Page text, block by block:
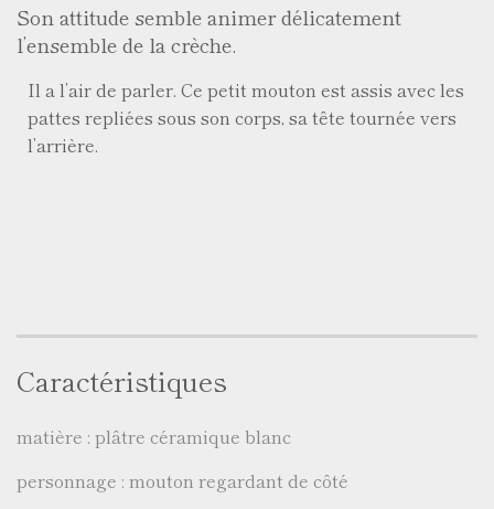
Son attitude semble animer délicatement
l’ensemble de la crèche.
Il a l’air de parler. Ce petit mouton est assis avec les
pattes repliées sous son corps, sa tête tournée vers
l’arrière.
Caractéristiques
matière : plâtre céramique blanc
personnage : mouton regardant de côté